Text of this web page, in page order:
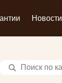
Новости